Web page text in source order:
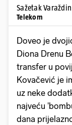
Sažetak
Telekom
Doveo je
Diona Drenu
transfer u
Kovačević je
uz neke
najveću
dana